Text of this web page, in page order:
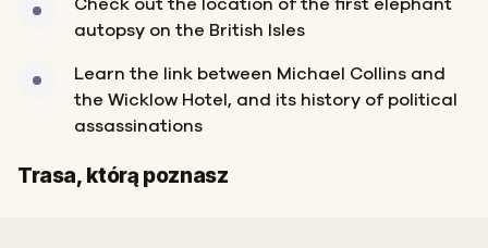
Check out the location of the first elephant
autopsy on the British Isles
Learn the link between Michael Collins and
the Wicklow Hotel, and its history of political
assassinations
Trasa, którą poznasz
Start
Meta